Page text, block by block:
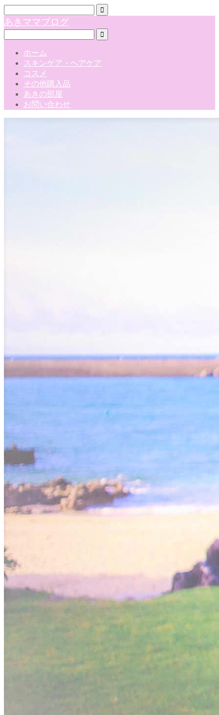
あきママブログ
ホーム
スキンケア・ヘアケア
コスメ
その他購入品
あきの部屋
お問い合わせ